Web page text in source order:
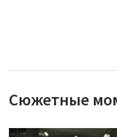
Сюжетные